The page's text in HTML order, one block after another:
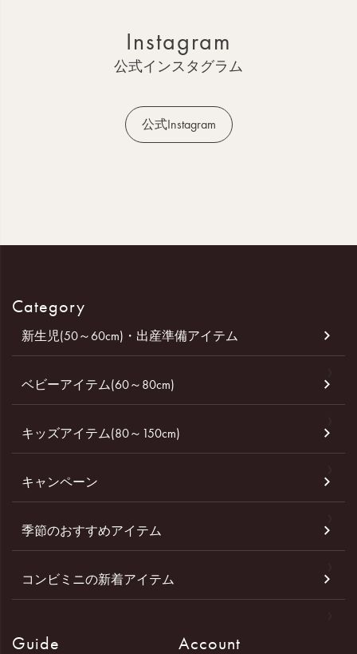
Instagram
公式インスタグラム
公式Instagram
Category
新生児(50～60cm)・出産準備アイテム
ベビーアイテム(60～80cm)
キッズアイテム(80～150cm)
キャンペーン
季節のおすすめアイテム
コンビミニの新着アイテム
Guide Account